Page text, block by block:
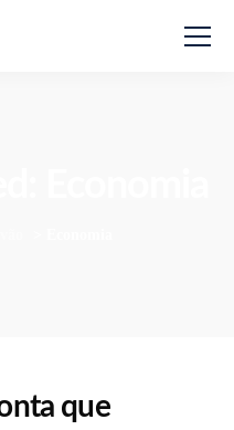
que